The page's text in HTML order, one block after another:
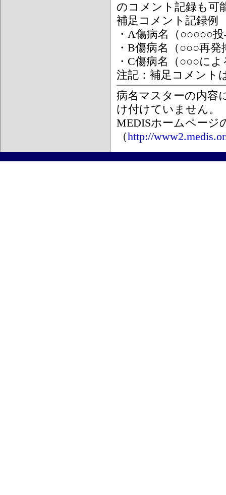
のコメント記録も可
補足コメント記録例
・A傷病名（○○○○○
・B傷病名（○○○再
・C傷病名（○○○に
注記：補足コメント
病名マスターの内容
け付けていません。
MEDISホームページ
（http://